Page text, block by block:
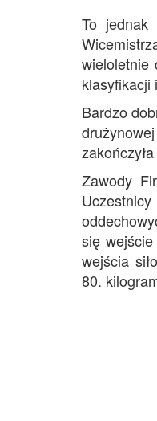
To jednak
wieloletnie
klasyfikacji
Bardzo
Zawody
się
wejścia
80.